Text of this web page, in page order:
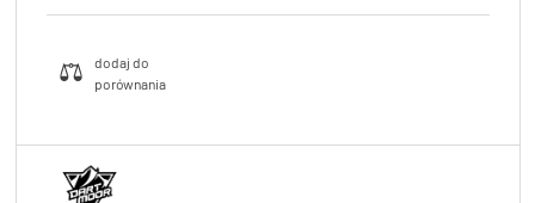
Zestawy opon Vittoria teraz w
promocji z eBonem 60zł na kolejne
zakupy!
Sprawdź teraz >>>
KONTAKT